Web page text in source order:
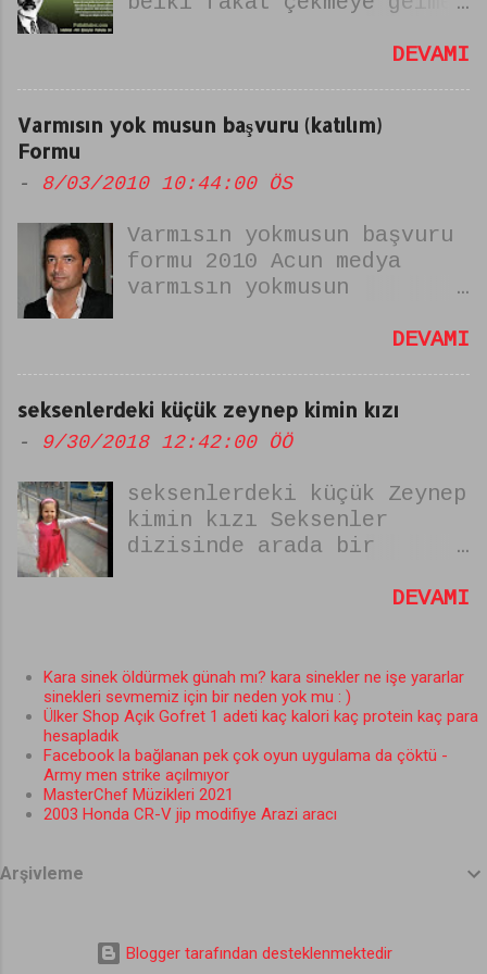
istiklal marşı yazarımız
şiirin ismi "zulmu
başlıysam uysal koyun
bilinir.
DEVAMI
Varmısın yok musun başvuru (katılım)
Formu
- 8/03/2010 10:44:00 ÖS
Varmısın yokmusun başvuru
formu 2010 Acun medya
varmısın yokmusun
beşlarken başvurularda
musun başvuru formunu
doldururken kabul edilmek
gerekenler şunlar. VAR
MISIN YOK MUSUN BAŞVURU
FORMUNU DOLDURURKEN DİKKAT
1.Fotoğrafsız bir başvuru
Fotoğraf koyun. 2.Farklı
olmaya enteresan cevaplar
vermeye çalışın. Şunuda
bilin Acun Lost dizisine
heveslenmiş. Var mısın yok
musun dan sonra sizi börtü
da var mısın yok musun
DEVAMI
seksenlerdeki küçük zeynep kimin kızı
- 9/30/2018 12:42:00 ÖÖ
seksenlerdeki küçük Zeynep
kimin kızı Seksenler
dizisinde arada bir
küçük tatlı kız Zeynep'in
oldğu merak konusu oldu
bizde araştırdık bulduk
işte Seksenler dizisindeki
küçük Zeyneb'in Annesi;
DEVAMI
Kara sinek öldürmek günah mı? kara sinekler ne işe yararlar
sinekleri sevmemiz için bir neden yok mu : )
Ülker Shop Açık Gofret 1 adeti kaç kalori kaç protein kaç para
hesapladık
Facebook la bağlanan pek çok oyun uygulama da çöktü -
Army men strike açılmıyor
MasterChef Müzikleri 2021
2003 Honda CR-V jip modifiye Arazi aracı
Arşivleme
Blogger tarafından desteklenmektedir